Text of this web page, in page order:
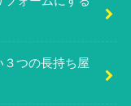
３つの長持ち屋